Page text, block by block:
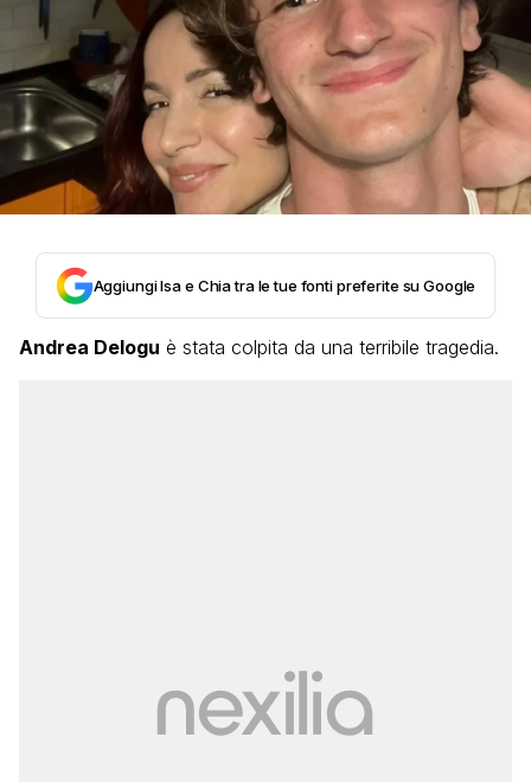
Aggiungi Isa e Chia tra le tue fonti preferite su Google
Andrea Delogu è stata colpita da una terribile tragedia.